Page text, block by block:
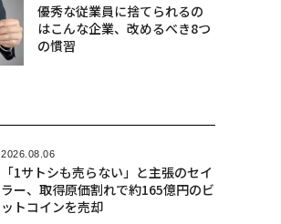
優秀な従業員に捨てられるの
はこんな企業、改めるべき8つ
の慣習
2026.08.06
「1サトシも売らない」と主張のセイ
ラー、取得原価割れで約165億円のビ
ットコインを売却